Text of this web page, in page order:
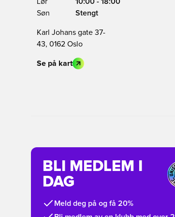
Søn
Stengt
Karl Johans gate 37-
43, 0162 Oslo
Se på kart
BLI MEDLEM I
DAG
Meld deg på og få 20%